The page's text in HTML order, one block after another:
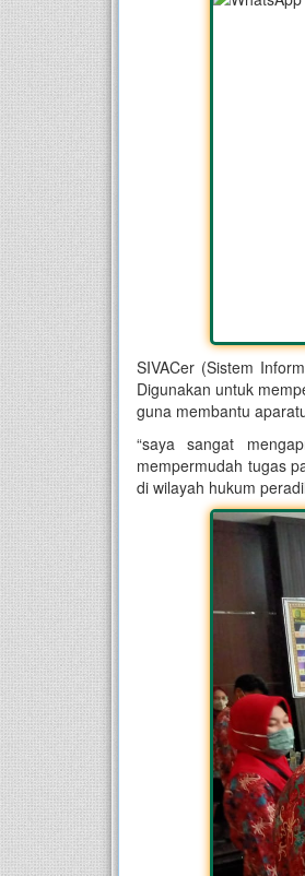
SIVACer (Sistem
Digunakan untuk
guna membantu
“saya sangat
mempermudah tugas
di wilayah hukum